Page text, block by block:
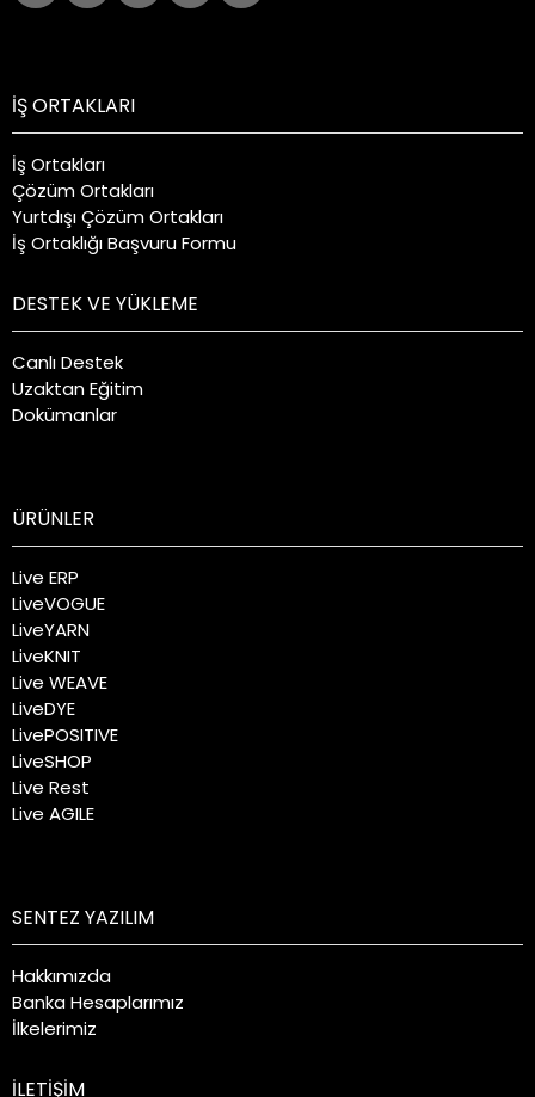
İŞ ORTAKLARI
İş Ortakları
Çözüm Ortakları
Yurtdışı Çözüm Ortakları
İş Ortaklığı Başvuru Formu
DESTEK VE YÜKLEME
Canlı Destek
Uzaktan Eğitim
Dokümanlar
ÜRÜNLER
Live ERP
LiveVOGUE
LiveYARN
LiveKNIT
Live WEAVE
LiveDYE
LivePOSITIVE
LiveSHOP
Live Rest
Live AGILE
SENTEZ YAZILIM
Hakkımızda
Banka Hesaplarımız
İlkelerimiz
İLETİŞİM